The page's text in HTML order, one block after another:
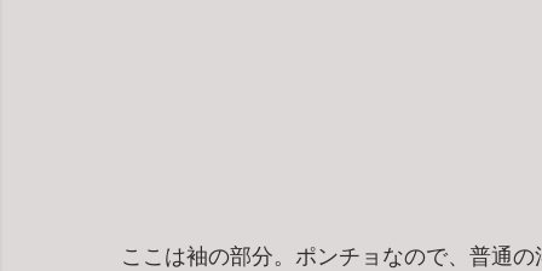
ここは袖の部分。ポンチョなので、普通